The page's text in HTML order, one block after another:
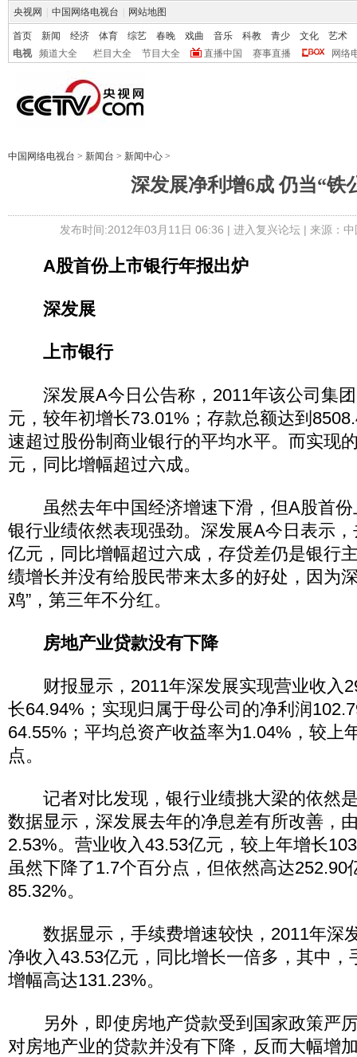
央视网 中国网络电视台 网站地图
首页 新闻 经济 体育 综艺 春晚 戏曲 音乐 科教 青少 文化
艺术
电视
频道大全 栏目大全 节目大全 直播中国 赛事直播 网络
中国网络电视台 > 新闻台 > 新闻中心 >
深发展净利增6成 仍当“铁
发布时间:2012年03月11日 06:36 | 进入复兴论坛| 来源：
A股首份上市银行年报出炉
深发展
上市银行
深发展A今日公告称，2011年该公司集团
元，较年初增长73.01%；存款总额达到
速超过股份制商业银行的平均水平。而实现
元，同比增幅超过六成。
虽然去年中国经济增速下滑，但A股首份
银行业绩依然表现强劲。深发展A今日表示
亿元，同比增幅超过六成，存贷差仍是银行
绩增长并没有给股民带来太多的好处，因为
鸡”，第三年不分红。
房地产业贷款没有下降
财报显示，2011年深发展实现营业收入
长64.94%；实现归属于母公司的净利润
64.55%；平均总资产收益率为1.04%，较上
点。
记者对比发现，银行业绩挑大梁的依然
数据显示，深发展去年的净息差有所改善，
2.53%。营业收入43.53亿元，较上年增长
虽然下降了1.7个百分点，但依然高达252.90
85.32%。
数据显示，手续费增速较快，2011年深
净收入43.53亿元，同比增长一倍多，其中，
增幅高达131.23%。
另外，即使房地产贷款受到国家政策严
对房地产业的贷款并没有下降，反而大幅增